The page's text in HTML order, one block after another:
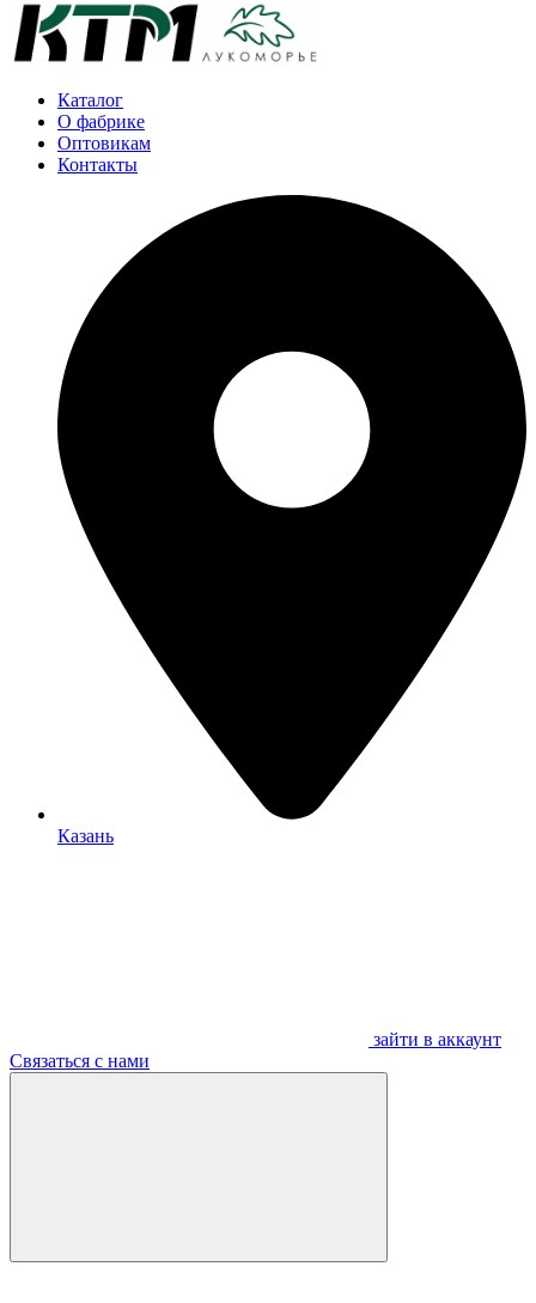
Каталог
О фабрике
Оптовикам
Контакты
Казань
зайти в аккаунт
Связаться с нами